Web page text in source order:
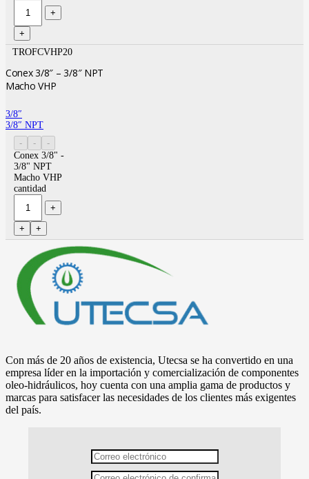
TROFCVHP20
Conex 3/8″ – 3/8″ NPT
Macho VHP
3/8″
3/8″ NPT
Conex 3/8" -
3/8" NPT
Macho VHP
cantidad
Con más de 20 años de existencia, Utecsa se ha convertido en una
empresa líder en la importación y comercialización de componentes
oleo-hidráulicos, hoy cuenta con una amplia gama de productos y
marcas para satisfacer las necesidades de los clientes más exigentes
del país.